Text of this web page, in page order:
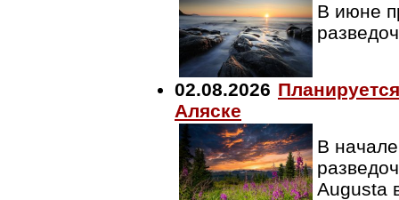
В июне
02.08.2026
Аляске
В
Augusta